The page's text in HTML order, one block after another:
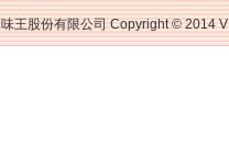
味王股份有限公司 Copyright © 2014